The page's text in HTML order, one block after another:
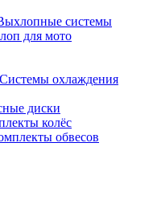
системы
для мото
Системы охлаждения
диски
колёс
обвесов